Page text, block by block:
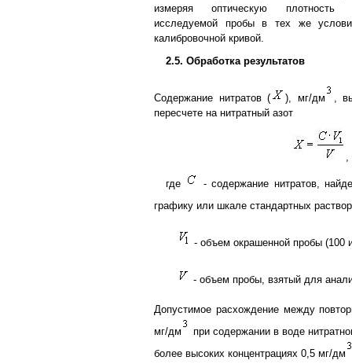
измеряя оптическую плотность
исследуемой пробы в тех же
калибровочной кривой.
2.5. Обработка результатов
Содержание нитратов ( ), мг/дм
,
пересчете на нитратный азот
,
где
- содержание нитратов,
графику или шкале стандартных
- объем окрашенной пробы (100
- объем пробы, взятый для
Допустимое расхождение между
мг/дм
при содержании в воде
более высоких концентрациях 0,5 мг/дм